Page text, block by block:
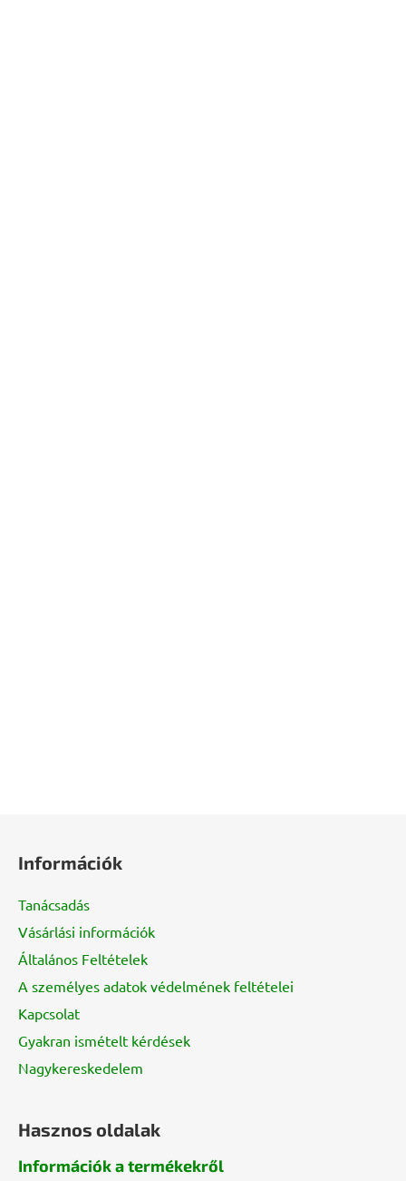
Információk
Tanácsadás
Vásárlási információk
Általános Feltételek
A személyes adatok védelmének feltételei
Kapcsolat
Gyakran ismételt kérdések
Nagykereskedelem
Hasznos oldalak
Információk a termékekről